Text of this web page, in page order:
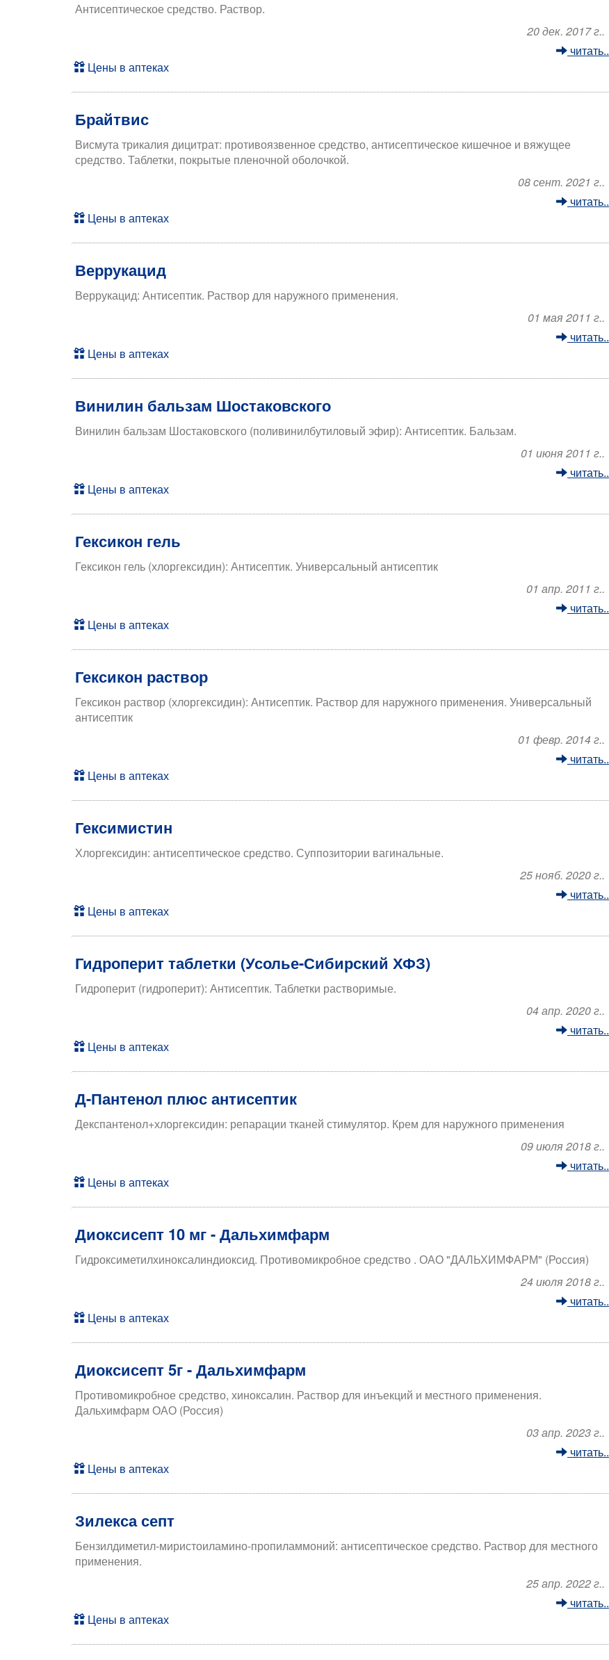
Антисептическое средство. Раствор.
20 дек. 2017 г..
читать..
Цены в аптеках
Брайтвис
Висмута трикалия дицитрат: противоязвенное средство, антисептическое кишечное и вяжущее
средство. Таблетки, покрытые пленочной оболочкой.
08 сент. 2021 г..
читать..
Цены в аптеках
Веррукацид
Веррукацид: Антисептик. Раствор для наружного применения.
01 мая 2011 г..
читать..
Цены в аптеках
Винилин бальзам Шостаковского
Винилин бальзам Шостаковского (поливинилбутиловый эфир): Антисептик. Бальзам.
01 июня 2011 г..
читать..
Цены в аптеках
Гексикон гель
Гексикон гель (хлоргексидин): Антисептик. Универсальный антисептик
01 апр. 2011 г..
читать..
Цены в аптеках
Гексикон раствор
Гексикон раствор (хлоргексидин): Антисептик. Раствор для наружного применения. Универсальный
антисептик
01 февр. 2014 г..
читать..
Цены в аптеках
Гексимистин
Хлоргексидин: антисептическое средство. Суппозитории вагинальные.
25 нояб. 2020 г..
читать..
Цены в аптеках
Гидроперит таблетки (Усолье-Сибирский ХФЗ)
Гидроперит (гидроперит): Антисептик. Таблетки растворимые.
04 апр. 2020 г..
читать..
Цены в аптеках
Д-Пантенол плюс антисептик
Декспантенол+хлоргексидин: репарации тканей стимулятор. Крем для наружного применения
09 июля 2018 г..
читать..
Цены в аптеках
Диоксисепт 10 мг - Дальхимфарм
Гидроксиметилхиноксалиндиоксид. Противомикробное средство . ОАО "ДАЛЬХИМФАРМ" (Россия)
24 июля 2018 г..
читать..
Цены в аптеках
Диоксисепт 5г - Дальхимфарм
Противомикробное средство, хиноксалин. Раствор для инъекций и местного применения.
Дальхимфарм ОАО (Россия)
03 апр. 2023 г..
читать..
Цены в аптеках
Зилекса септ
Бензилдиметил-миристоиламино-пропиламмоний: антисептическое средство. Раствор для местного
применения.
25 апр. 2022 г..
читать..
Цены в аптеках